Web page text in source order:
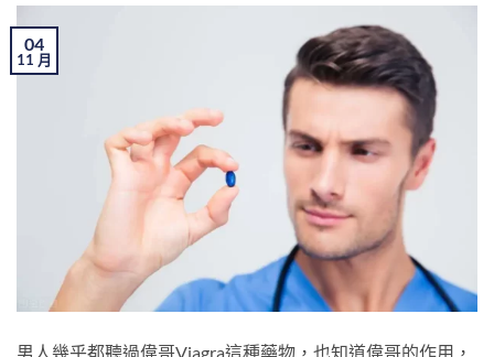
04
11 月
男人幾乎都聽過偉哥Viagra這種藥物，也知道偉哥的作用，